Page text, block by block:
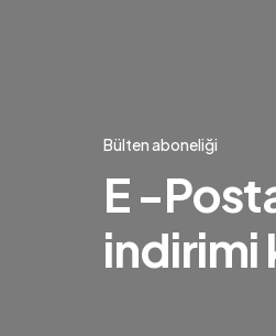
Bülten aboneliği
E -
indirimi